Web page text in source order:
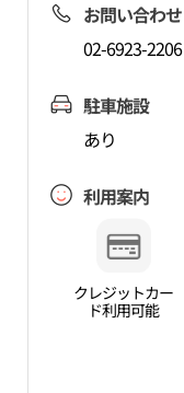
お問い合わせ
02-6923-2206
駐車施設
あり
利用案内
クレジットカー
ド利用可能